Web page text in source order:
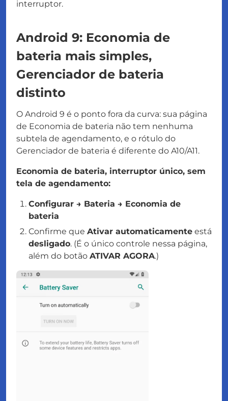
interruptor.
Android 9: Economia de
bateria mais simples,
Gerenciador de bateria
distinto
O Android 9 é o ponto fora da curva: sua página
de Economia de bateria não tem nenhuma
subtela de agendamento, e o rótulo do
Gerenciador de bateria é diferente do A10/A11.
Economia de bateria, interruptor único, sem
tela de agendamento:
Configurar → Bateria → Economia de
bateria
Confirme que Ativar automaticamente está
desligado. (É o único controle nessa página,
além do botão ATIVAR AGORA.)